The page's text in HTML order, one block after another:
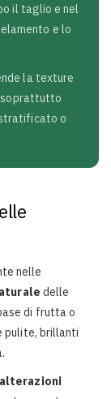
il taglio e nel
e lo
la texture
soprattutto
o
nelle
delle
di frutta o
pulite, brillanti